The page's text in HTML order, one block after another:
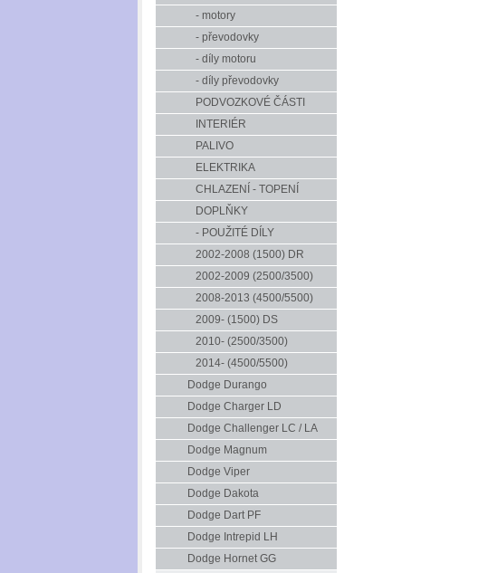
- motory
- převodovky
- díly motoru
- díly převodovky
PODVOZKOVÉ ČÁSTI
INTERIÉR
PALIVO
ELEKTRIKA
CHLAZENÍ - TOPENÍ
DOPLŇKY
- POUŽITÉ DÍLY
2002-2008 (1500) DR
2002-2009 (2500/3500)
2008-2013 (4500/5500)
2009- (1500) DS
2010- (2500/3500)
2014- (4500/5500)
Dodge Durango
Dodge Charger LD
Dodge Challenger LC / LA
Dodge Magnum
Dodge Viper
Dodge Dakota
Dodge Dart PF
Dodge Intrepid LH
Dodge Hornet GG